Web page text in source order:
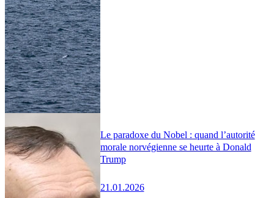
Le paradoxe du Nobel : quand l’autorité
morale norvégienne se heurte à Donald
Trump
21.01.2026